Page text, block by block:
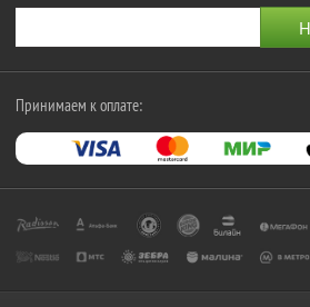
Принимаем к оплате: